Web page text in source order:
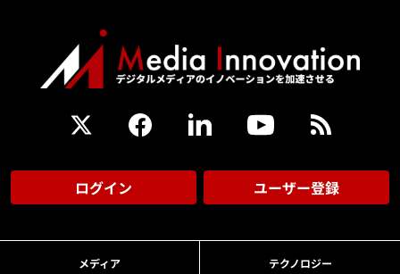
ログイン ユーザー登録
メディア テクノロジー